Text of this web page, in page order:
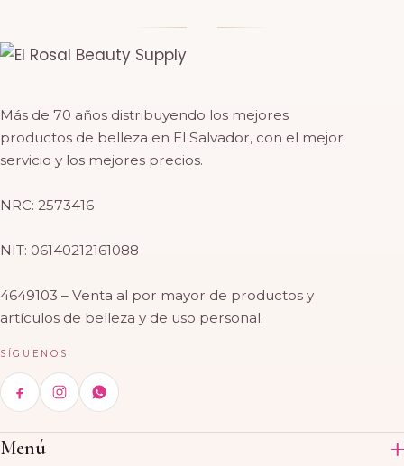
Más de 70 años distribuyendo los mejores
productos de belleza en El Salvador, con el mejor
servicio y los mejores precios.
NRC: 2573416
NIT: 06140212161088
4649103 – Venta al por mayor de productos y
artículos de belleza y de uso personal.
SÍGUENOS
Menú